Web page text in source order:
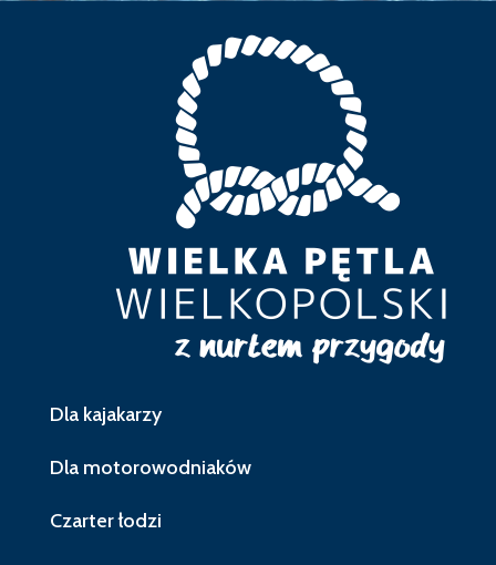
Dla kajakarzy
Dla motorowodniaków
Czarter łodzi